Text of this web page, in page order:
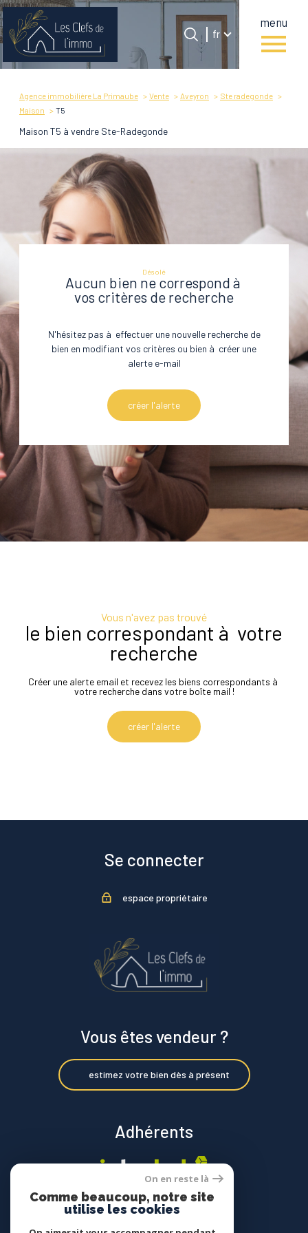
menu
Langue
fr
Accueil
Langue
Agence immobilière La Primaube Vente Aveyron
Ste radegonde
Maison
T5
Maison T5 à vendre Ste-Radegonde
Désolé
Aucun bien ne correspond à
vos critères de recherche
N'hésitez pas à effectuer une nouvelle recherche de
bien en modifiant vos critères ou bien à créer une
alerte e-mail
créer l'alerte
Vous n'avez pas trouvé
le bien correspondant à votre
recherche
Créer une alerte email et recevez les biens correspondants à
votre recherche dans votre boîte mail !
créer l'alerte
Se connecter
espace propriétaire
Vous êtes vendeur ?
estimez votre bien dès à présent
Adhérents
On en reste là
Comme beaucoup, notre site
utilise les cookies